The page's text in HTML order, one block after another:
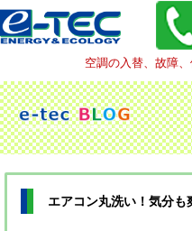
空調の入替、故障
エアコン丸洗い！気分も